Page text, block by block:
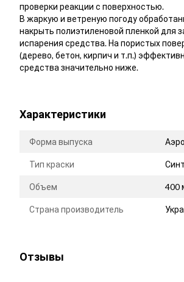
проверки реакции с поверхностью.
В жаркую и ветреную погоду
накрыть полиэтиленовой пленкой для
испарения средства. На пористых
(дерево, бетон, кирпич и т.п.)
средства значительно ниже.
Характеристики
Форма выпуска
Тип краски
Объем 400
Страна производитель
Отзывы